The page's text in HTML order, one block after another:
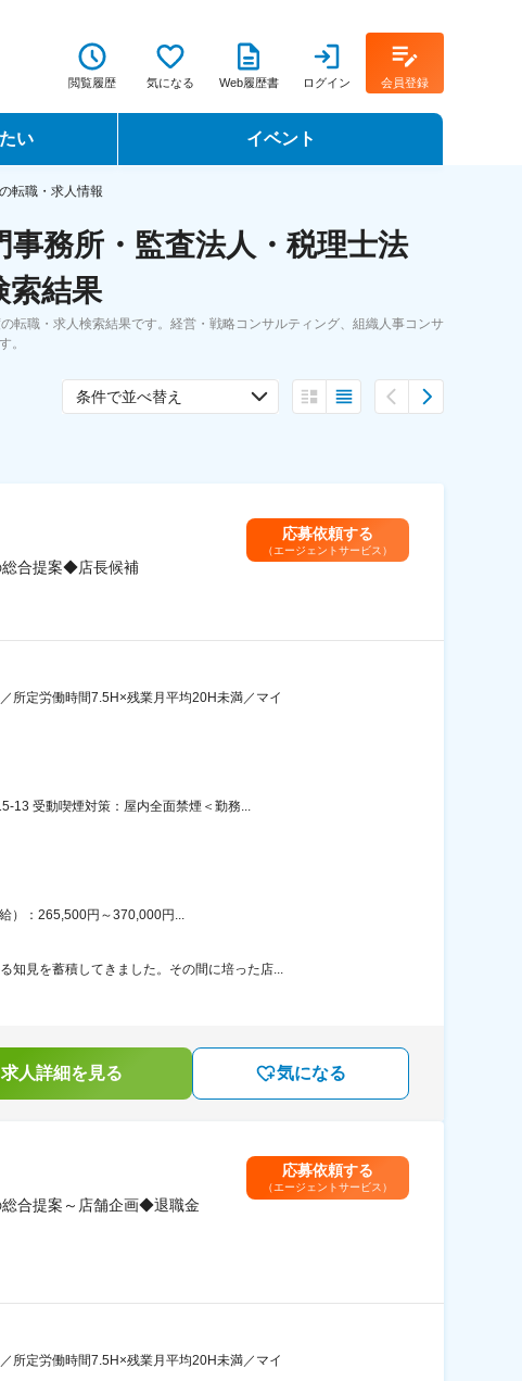
閲覧履歴 気になる Web履歴書 ログイン 会員登録
い イベント
転職フェア
転職・求人情報
務所・監査法人・税理士法
索結果
転職・求人検索結果です。経営・戦略コンサルティング、組織人事コンサ
。
条件で並べ替え
総合提案◆店長候補
応募依頼する
（エージェントサービス）
所定労働時間7.5H×残業月平均20H未満／マイ
13 受動喫煙対策：屋内全面禁煙＜勤務...
）：265,500円～370,000円...
見を蓄積してきました。その間に培った店...
求人詳細を見る 気になる
合提案～店舗企画◆退職金
応募依頼する
（エージェントサービス）
所定労働時間7.5H×残業月平均20H未満／マイ